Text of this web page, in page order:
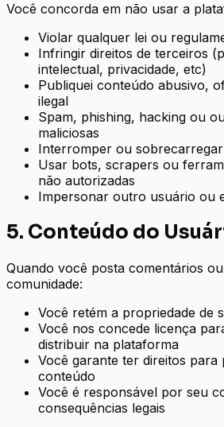
Você concorda em não usar a
Violar qualquer lei ou
Infringir direitos de terceiros
intelectual, privacidade, etc)
Publiquei conteúdo abusivo,
ilegal
Spam, phishing, hacking ou
maliciosas
Interromper ou
Usar bots, scrapers ou
não autorizadas
Impersonar outro usuário ou
5. Conteúdo do
Quando você posta comentários
comunidade:
Você retém a propriedade de
Você nos concede licença
distribuir na plataforma
Você garante ter direitos para
conteúdo
Você é responsável por seu
consequências legais